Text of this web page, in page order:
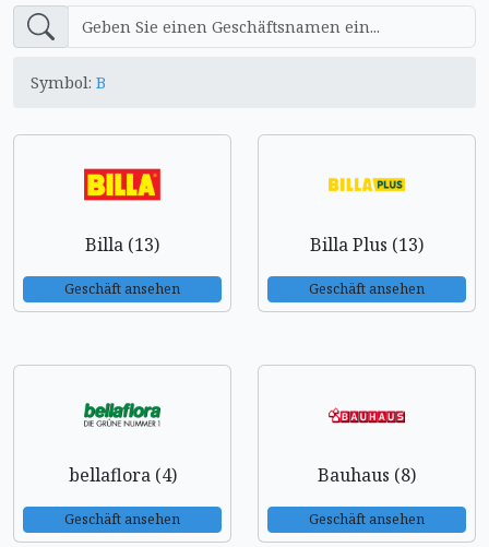
Symbol: B
Billa (13)
Geschäft ansehen
Billa Plus (13)
Geschäft ansehen
bellaflora (4)
Geschäft ansehen
Bauhaus (8)
Geschäft ansehen